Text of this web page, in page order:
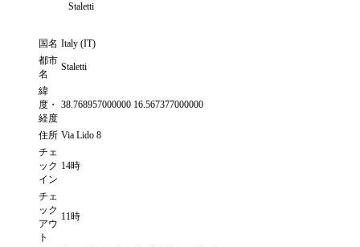
Staletti
国名 Italy (IT)
都市
名
Staletti
緯
度・
経度
38.768957000000 16.567377000000
住所 Via Lido 8
チェ
ック
イン
14時
チェ
ック
アウ
ト
11時